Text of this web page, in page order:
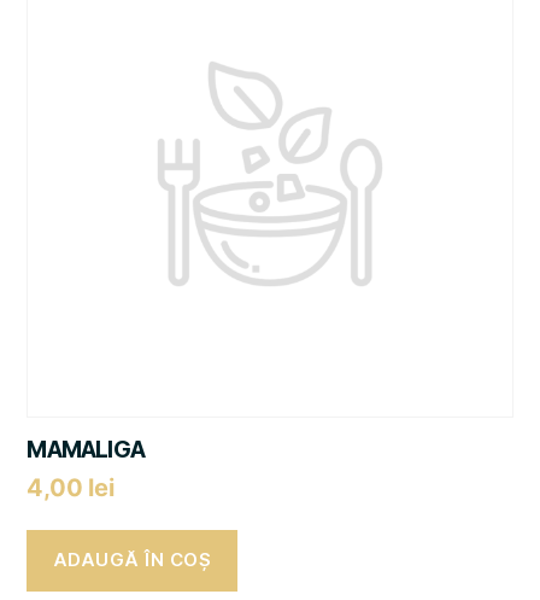
MAMALIGA
4,00 lei
ADAUGĂ ÎN COȘ